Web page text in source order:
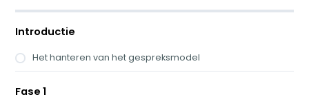
Introductie
Het hanteren van het gespreksmodel
Fase 1